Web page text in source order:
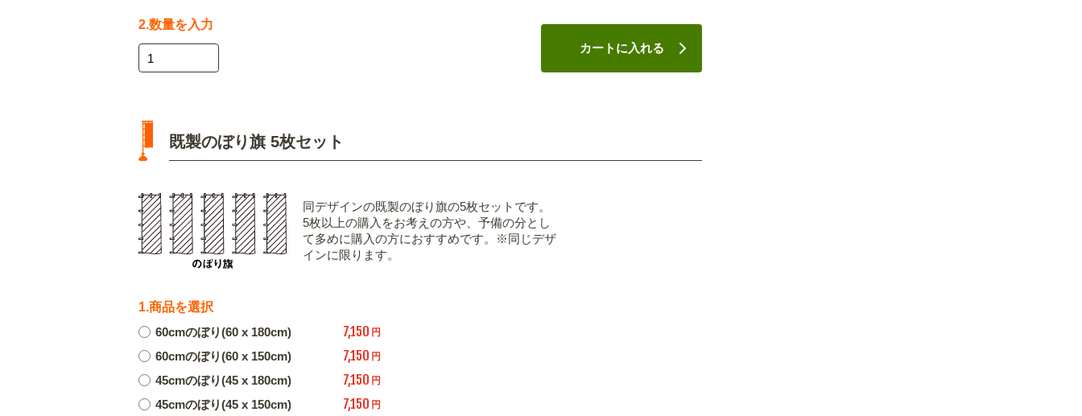
2.数量を入力
カートに入れる
既製のぼり旗 5枚セット
同デザインの既製のぼり旗の5枚セットです。
5枚以上の購入をお考えの方や、予備の分とし
て多めに購入の方におすすめです。※同じデザ
インに限ります。
1.商品を選択
60cmのぼり(60 x 180cm)
7,150 円
60cmのぼり(60 x 150cm) 7,150 円
45cmのぼり(45 x 180cm) 7,150 円
45cmのぼり(45 x 150cm) 7,150 円